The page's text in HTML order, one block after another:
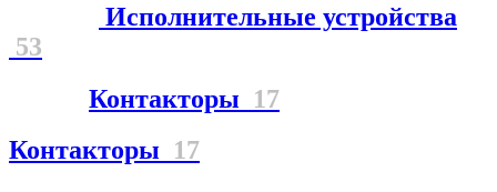
Исполнительные устройства
53
Контакторы 17
Контакторы 17